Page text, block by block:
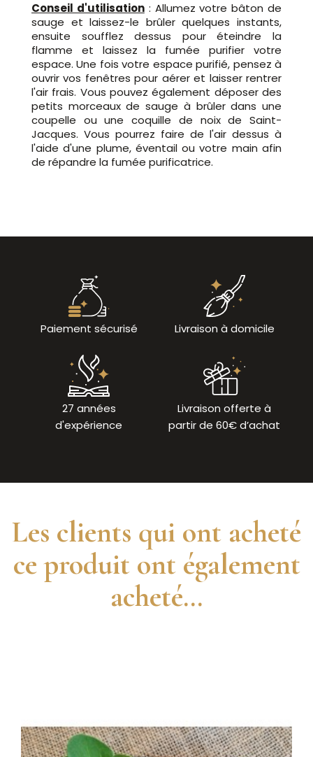
Conseil d'utilisation: Allumez votre bâton de
sauge et laissez-le brûler quelques instants,
ensuite soufflez dessus pour éteindre la
flamme et laissez la fumée purifier votre
espace. Une fois votre espace purifié, pensez à
ouvrir vos fenêtres pour aérer et laisser rentrer
l'air frais. Vous pouvez également déposer des
petits morceaux de sauge à brûler dans une
coupelle ou une coquille de noix de Saint-
Jacques. Vous pourrez faire de l'air dessus à
l'aide d'une plume, éventail ou votre main afin
de répandre la fumée purificatrice.
Paiement sécurisé Livraison à domicile
27 années
d'expérience
Livraison offerte à
partir de 60€ d’achat
Les clients qui ont acheté
ce produit ont également
acheté...